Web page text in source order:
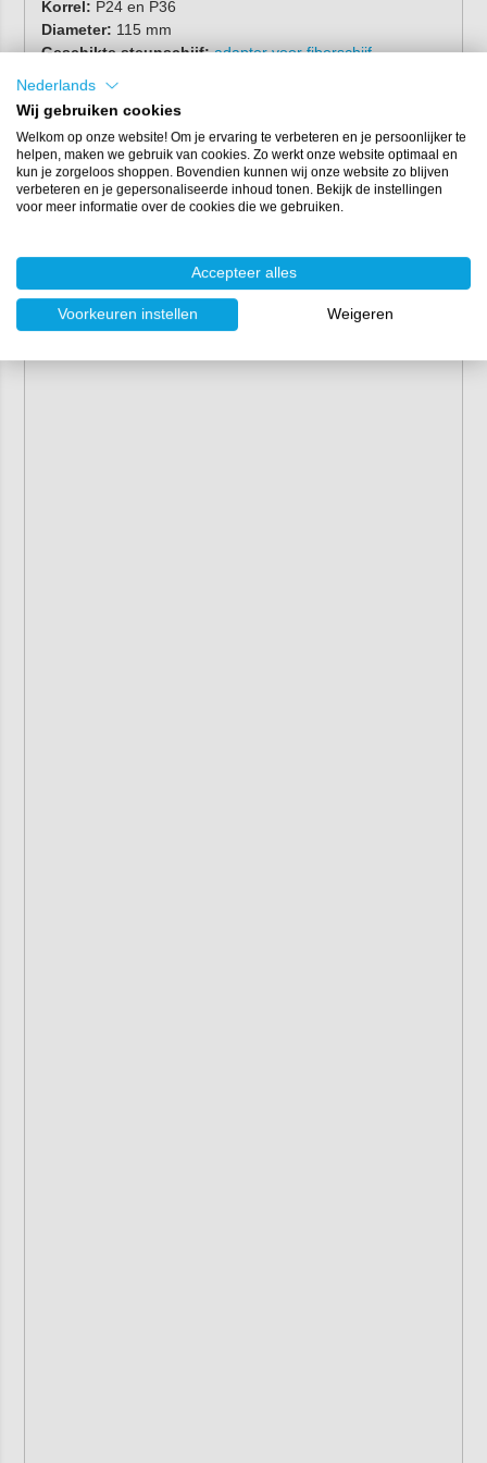
Korrel: P24 en P36
Diameter: 115 mm
Geschikte steunschijf: adapter voor fiberschijf
Dit product is vergelijkbaar met 3M Cubitron fiberschijf.
Nederlands
Wij gebruiken cookies
Welkom op onze website! Om je ervaring te verbeteren en je persoonlijker te
helpen, maken we gebruik van cookies. Zo werkt onze website optimaal en
kun je zorgeloos shoppen. Bovendien kunnen wij onze website zo blijven
verbeteren en je gepersonaliseerde inhoud tonen. Bekijk de instellingen
voor meer informatie over de cookies die we gebruiken.
Accepteer alles
Voorkeuren instellen Weigeren